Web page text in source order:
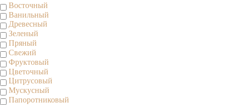
Восточный
Ванильный
Древесный
Зеленый
Пряный
Свежий
Фруктовый
Цветочный
Цитрусовый
Мускусный
Папоротниковый